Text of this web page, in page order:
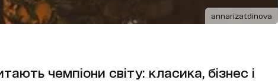
annarizatdinova
чемпіони світу: класика, бізнес і